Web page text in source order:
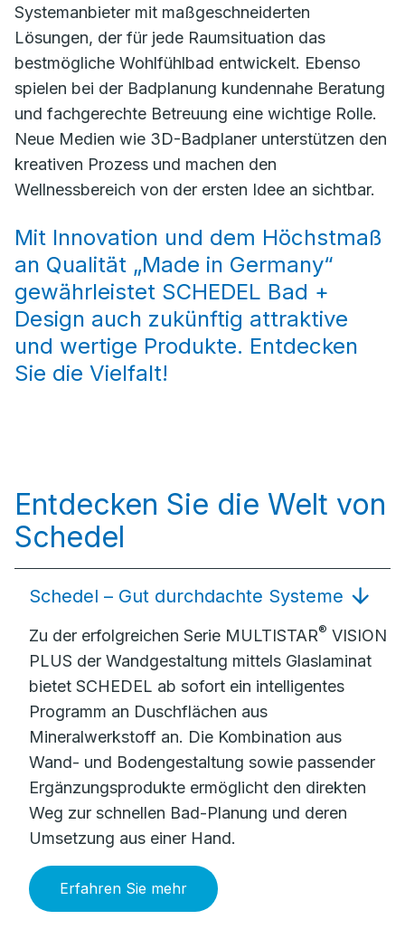
Systemanbieter mit maßgeschneiderten
Lösungen, der für jede Raumsituation das
bestmögliche Wohlfühlbad entwickelt. Ebenso
spielen bei der Badplanung kundennahe Beratung
und fachgerechte Betreuung eine wichtige Rolle.
Neue Medien wie 3D-Badplaner unterstützen den
kreativen Prozess und machen den
Wellnessbereich von der ersten Idee an sichtbar.
Mit Innovation und dem Höchstmaß
an Qualität „Made in Germany“
gewährleistet SCHEDEL Bad +
Design auch zukünftig attraktive
und wertige Produkte. Entdecken
Sie die Vielfalt!
Entdecken Sie die Welt von
Schedel
Schedel – Gut durchdachte Systeme
Zu der erfolgreichen Serie MULTISTAR® VISION
PLUS der Wandgestaltung mittels Glaslaminat
bietet SCHEDEL ab sofort ein intelligentes
Programm an Duschflächen aus
Mineralwerkstoff an. Die Kombination aus
Wand- und Bodengestaltung sowie passender
Ergänzungsprodukte ermöglicht den direkten
Weg zur schnellen Bad-Planung und deren
Umsetzung aus einer Hand.
Erfahren Sie mehr